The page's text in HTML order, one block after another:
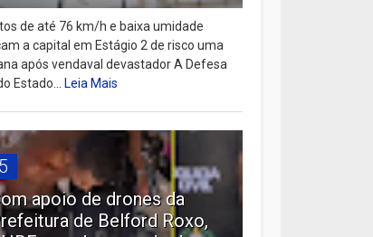
de até 76 km/h e baixa umidade
a capital em Estágio 2 de risco uma
após vendaval devastador A Defesa
Estado...Leia Mais
5
apoio de drones da
de Belford Roxo,